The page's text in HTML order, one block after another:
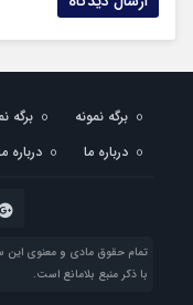
برگه نمونه برگه
درباره ما
درباره
تمام حقوق مادی و معنوی این
با ذکر منبع بلامانع است.